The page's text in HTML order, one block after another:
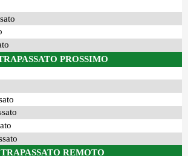
PROSSIMO
TRAPASSATO REMOTO